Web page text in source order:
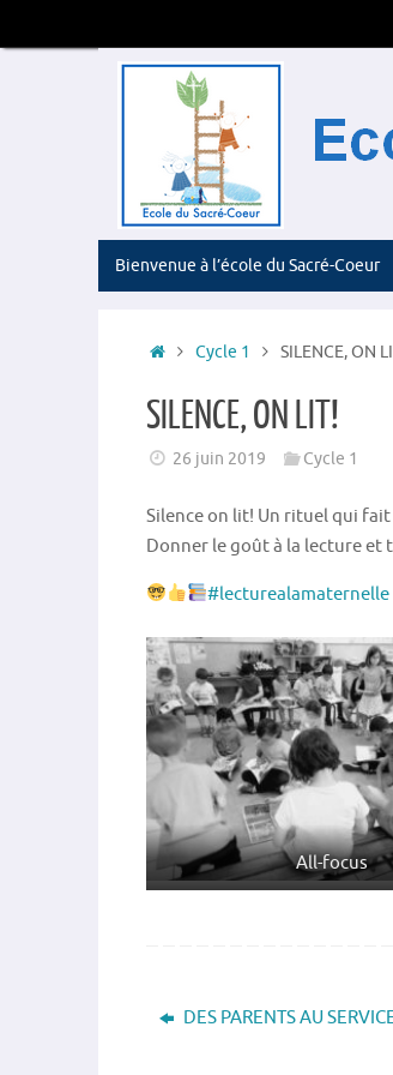
au
Bienvenue à l’école du Sacré-Coeur
Accueil
Cycle 1 SILENCE, ON
SILENCE, ON LIT!
26 juin 2019 Cycle 1
Silence on lit! Un rituel qui
Donner le goût à la lecture et
#lecturealamaternelle
All-focus
DES PARENTS AU